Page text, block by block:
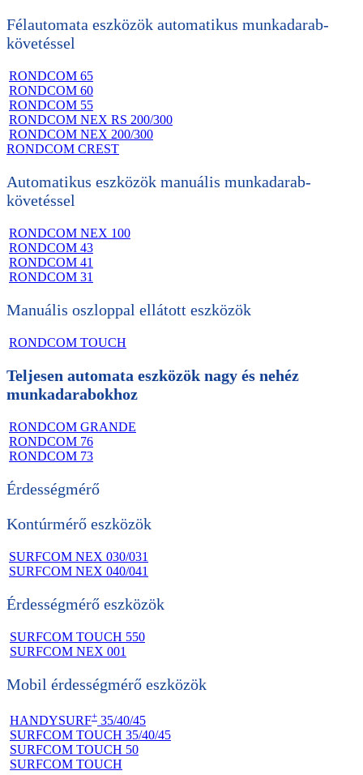
Félautomata eszközök automatikus munkadarab-
követéssel
RONDCOM 65
RONDCOM 60
RONDCOM 55
RONDCOM NEX RS 200/300
RONDCOM NEX 200/300
RONDCOM CREST
Automatikus eszközök manuális munkadarab-
követéssel
RONDCOM NEX 100
RONDCOM 43
RONDCOM 41
RONDCOM 31
Manuális oszloppal ellátott eszközök
RONDCOM TOUCH
Teljesen automata eszközök nagy és nehéz
munkadarabokhoz
RONDCOM GRANDE
RONDCOM 76
RONDCOM 73
Érdességmérő
Kontúrmérő eszközök
SURFCOM NEX 030/031
SURFCOM NEX 040/041
Érdességmérő eszközök
SURFCOM TOUCH 550
SURFCOM NEX 001
Mobil érdességmérő eszközök
HANDYSURF+ 35/40/45
SURFCOM TOUCH 35/40/45
SURFCOM TOUCH 50
SURFCOM TOUCH